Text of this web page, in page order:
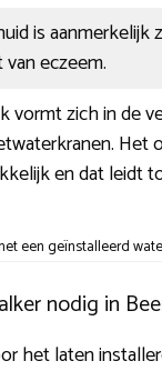
is
van eczeem.
vormt zich in de
Het
en dat leidt
een geïnstalleerd
nodig in
het laten